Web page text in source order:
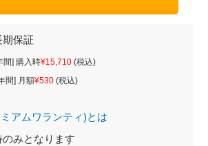
期保証
間] 購入時¥15,710(税込)
間] 月額¥530(税込)
アムワランティ)とは
みとなります